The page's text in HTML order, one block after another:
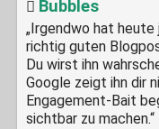
Bubbles
„Irgendwo hat heute
richtig guten
Du wirst ihn
Google zeigt ihn dir
Engagement-Bait
sichtbar zu machen.“